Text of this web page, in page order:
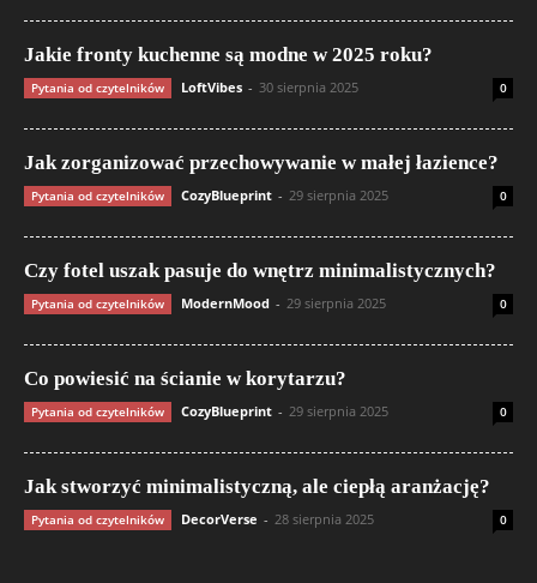
Jakie fronty kuchenne są modne w 2025 roku?
Pytania od czytelników LoftVibes - 30 sierpnia 2025 0
Jak zorganizować przechowywanie w małej łazience?
Pytania od czytelników CozyBlueprint - 29 sierpnia 2025 0
Czy fotel uszak pasuje do wnętrz minimalistycznych?
Pytania od czytelników ModernMood - 29 sierpnia 2025 0
Co powiesić na ścianie w korytarzu?
Pytania od czytelników CozyBlueprint - 29 sierpnia 2025 0
Jak stworzyć minimalistyczną, ale ciepłą aranżację?
Pytania od czytelników DecorVerse - 28 sierpnia 2025 0